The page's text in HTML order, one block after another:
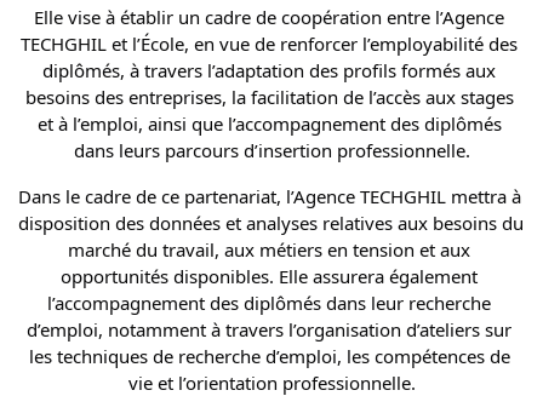
Elle vise à établir un cadre de coopération entre l’Agence
TECHGHIL et l’École, en vue de renforcer l’employabilité des
diplômés, à travers l’adaptation des profils formés aux
besoins des entreprises, la facilitation de l’accès aux stages
et à l’emploi, ainsi que l’accompagnement des diplômés
dans leurs parcours d’insertion professionnelle.
Dans le cadre de ce partenariat, l’Agence TECHGHIL mettra à
disposition des données et analyses relatives aux besoins du
marché du travail, aux métiers en tension et aux
opportunités disponibles. Elle assurera également
l’accompagnement des diplômés dans leur recherche
d’emploi, notamment à travers l’organisation d’ateliers sur
les techniques de recherche d’emploi, les compétences de
vie et l’orientation professionnelle.